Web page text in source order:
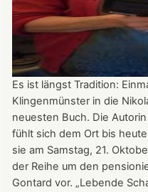
Es ist längst Tradition:
Klingenmünster in die
neuesten Buch. Die
fühlt sich dem Ort bis
sie am Samstag, 21.
der Reihe um den
Gontard vor. „Lebende